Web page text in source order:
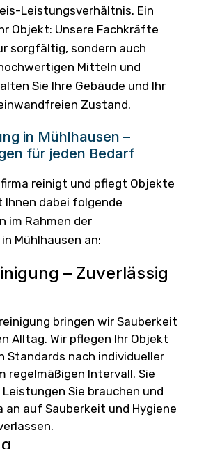
Leistungsverhältnis. Ein
Objekt: Unsere Fachkräfte
sorgfältig, sondern auch
Mitteln und
Sie Ihre Gebäude und Ihr
Zustand.
in Mühlhausen –
für jeden Bedarf
reinigt und pflegt Objekte
dabei folgende
im Rahmen der
Mühlhausen an:
– Zuverlässig
bringen wir Sauberkeit
Alltag. Wir pflegen Ihr Objekt
Standards nach individueller
regelmäßigen Intervall. Sie
Sie brauchen und
an auf Sauberkeit und Hygiene